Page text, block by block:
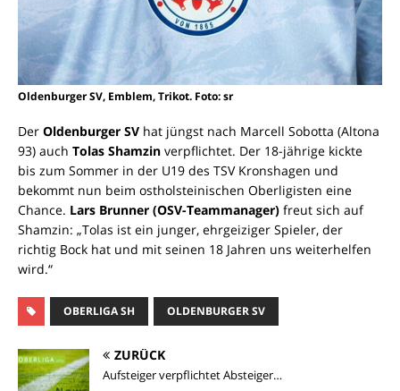
Oldenburger SV, Emblem, Trikot. Foto: sr
Der Oldenburger SV hat jüngst nach Marcell Sobotta (Altona
93) auch Tolas Shamzin verpflichtet. Der 18-jährige kickte
bis zum Sommer in der U19 des TSV Kronshagen und
bekommt nun beim ostholsteinischen Oberligisten eine
Chance. Lars Brunner (OSV-Teammanager) freut sich auf
Shamzin: „Tolas ist ein junger, ehrgeiziger Spieler, der
richtig Bock hat und mit seinen 18 Jahren uns weiterhelfen
wird.“
OBERLIGA SH OLDENBURGER SV
ZURÜCK
Aufsteiger verpflichtet Absteiger…